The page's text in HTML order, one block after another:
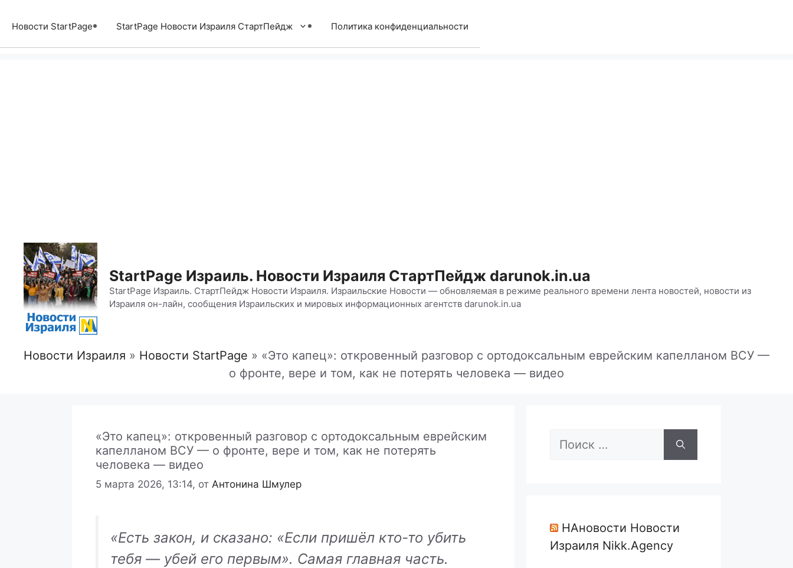
содержимому
Новости StartPage StartPage Новости Израиля СтартПейдж Политика конфиденциальности
StartPage Израиль. Новости Израиля СтартПейдж darunok.in.ua
StartPage Израиль. СтартПейдж Новости Израиля. Израильские Новости — обновляемая в режиме реального времени лента новостей, новости из
Израиля он-лайн, сообщения Израильских и мировых информационных агентств darunok.in.ua
Новости Израиля » Новости StartPage » «Это капец»: откровенный разговор с ортодоксальным еврейским капелланом ВСУ —
о фронте, вере и том, как не потерять человека — видео
«Это капец»: откровенный разговор с ортодоксальным еврейским
капелланом ВСУ — о фронте, вере и том, как не потерять
человека — видео
5 марта 2026, 13:14, от Антонина Шмулер
«Есть закон, и сказано: «Если пришёл кто-то убить
тебя — убей его первым». Самая главная часть.
Поиск:
НАновости Новости
Израиля Nikk.Agency